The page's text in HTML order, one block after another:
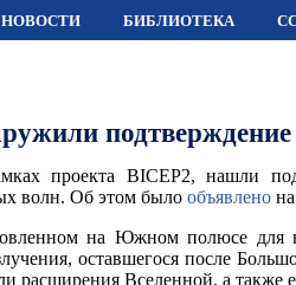
НОВОСТИ БИБЛИОТЕКА
проекта BICEP2, нашли
волн. Об этом было объявлено
на Южном полюсе для
оставшегося после
расширения Вселенной, а